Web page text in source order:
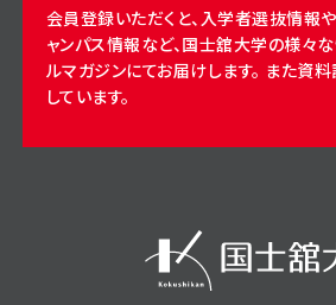
会員登録いただくと、入学者選抜情報
ャンパス情報など、国士舘大学の様々
ルマガジンにてお届けします。 また資
しています。